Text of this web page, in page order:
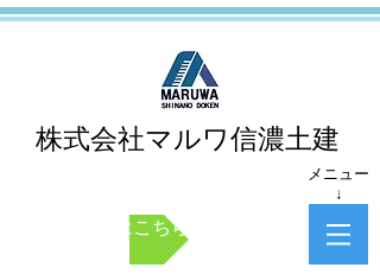
株式会社マルワ信濃土建
お問い合わせはこちら
メニュー
↓